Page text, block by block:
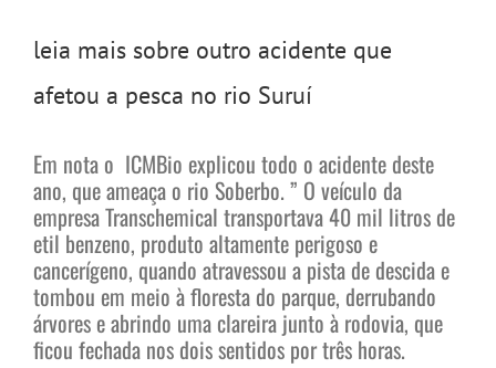
leia mais sobre outro acidente que
afetou a pesca no rio Suruí
Em nota o ICMBio explicou todo o acidente deste
ano, que ameaça o rio Soberbo. ” O veículo da
empresa Transchemical transportava 40 mil litros de
etil benzeno, produto altamente perigoso e
cancerígeno, quando atravessou a pista de descida e
tombou em meio à floresta do parque, derrubando
árvores e abrindo uma clareira junto à rodovia, que
ficou fechada nos dois sentidos por três horas.